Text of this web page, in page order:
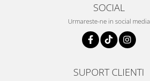
SOCIAL
Urmareste-ne in social media
SUPORT CLIENTI